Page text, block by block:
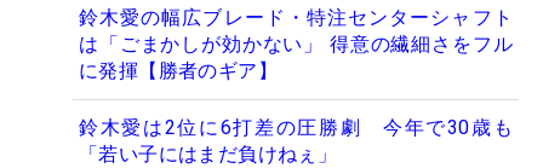
鈴木愛の幅広ブレード・特注センターシャフト
は「ごまかしが効かない」 得意の繊細さをフル
に発揮【勝者のギア】
鈴木愛は2位に6打差の圧勝劇 今年で30歳も
「若い子にはまだ負けねぇ」